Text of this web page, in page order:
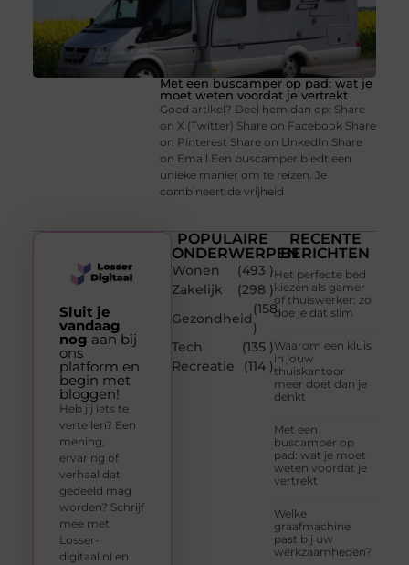
Met een buscamper op pad: wat je
moet weten voordat je vertrekt
Goed artikel? Deel hem dan op: Share
on X (Twitter) Share on Facebook Share
on Pinterest Share on LinkedIn Share
on Email Een buscamper biedt een
unieke manier om te reizen. Je
combineert de vrijheid
POPULAIRE
ONDERWERPEN
Wonen
(493 )
Zakelijk
(298 )
Gezondheid
(158
)
Tech
(135 )
Recreatie
(114 )
RECENTE
BERICHTEN
Het perfecte bed
kiezen als gamer
of thuiswerker: zo
doe je dat slim
Waarom een kluis
in jouw
thuiskantoor
meer doet dan je
denkt
Met een
buscamper op
pad: wat je moet
weten voordat je
vertrekt
Welke
graafmachine
past bij uw
werkzaamheden?
Sluit je
vandaag
nog aan bij
ons
platform en
begin met
bloggen!
Heb jij iets te
vertellen? Een
mening,
ervaring of
verhaal dat
gedeeld mag
worden? Schrijf
mee met
Losser-
digitaal.nl en